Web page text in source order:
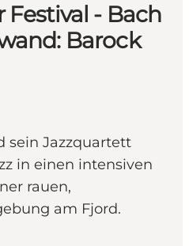
- Bach
Barock
sein Jazzquartett
in einen intensiven
rauen,
am Fjord.